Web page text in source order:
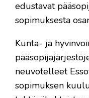
edustavat
sopimuksesta
Kunta- ja
neuvotelleet
sopimuksen